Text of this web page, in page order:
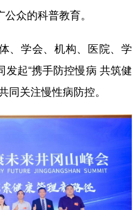
众的科普教育。
学会、机构、医院、学
发起“携手防控慢病 共筑健
同关注慢性病防控。